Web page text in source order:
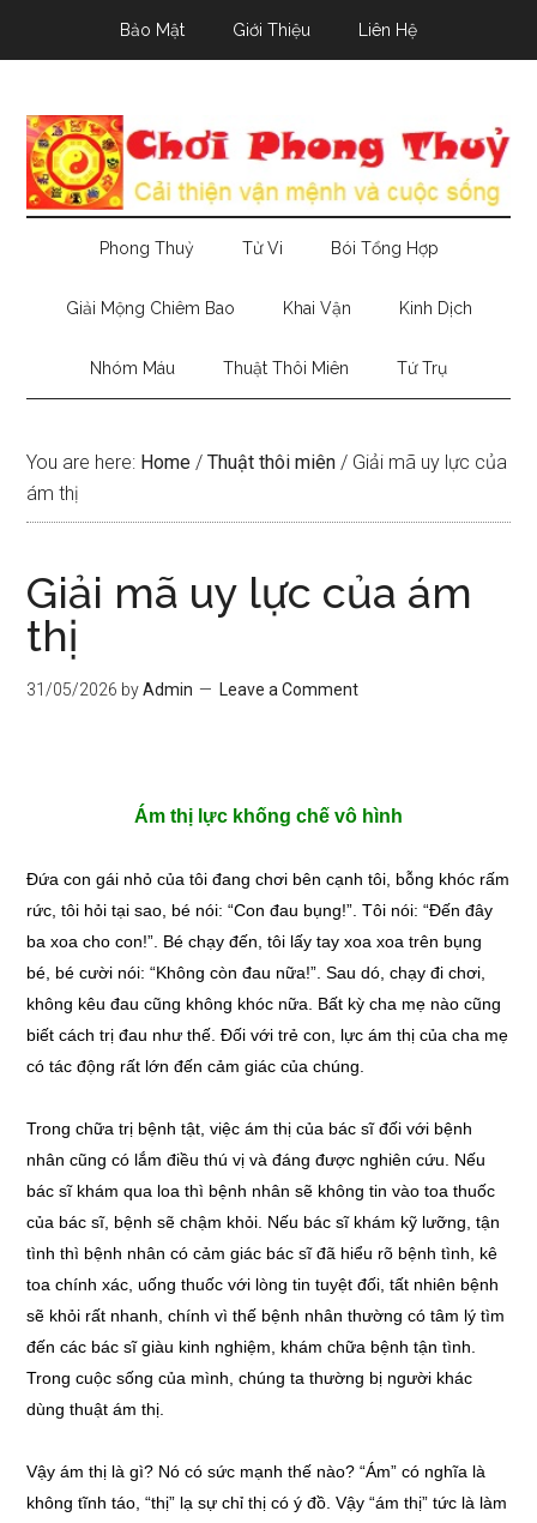
Bảo Mật Giới Thiệu Liên Hệ
Phong Thuỷ Tử Vi Bói Tổng Hợp
Giải Mộng Chiêm Bao Khai Vận Kinh Dịch
Nhóm Máu Thuật Thôi Miên Tứ Trụ
You are here: Home / Thuật thôi miên / Giải mã uy lực của
ám thị
Giải mã uy lực của ám
thị
31/05/2026 byAdmin Leave a Comment
Ám thị lực khống chế vô hình
Đứa con gái nhỏ của tôi đang chơi bên cạnh tôi, bỗng khóc rấm
rức, tôi hỏi tại sao, bé nói: “Con đau bụng!”. Tôi nói: “Đến đây
ba xoa cho con!”. Bé chạy đến, tôi lấy tay xoa xoa trên bụng
bé, bé cười nói: “Không còn đau nữa!”. Sau dó, chạy đi chơi,
không kêu đau cũng không khóc nữa. Bất kỳ cha mẹ nào cũng
biết cách trị đau như thế. Đối với trẻ con, lực ám thị của cha mẹ
có tác động rất lớn đến cảm giác của chúng.
Trong chữa trị bệnh tật, việc ám thị của bác sĩ đối với bệnh
nhân cũng có lắm điều thú vị và đáng được nghiên cứu. Nếu
bác sĩ khám qua loa thì bệnh nhân sẽ không tin vào toa thuốc
của bác sĩ, bệnh sẽ chậm khỏi. Nếu bác sĩ khám kỹ lưỡng, tận
tình thì bệnh nhân có cảm giác bác sĩ đã hiểu rõ bệnh tình, kê
toa chính xác, uống thuốc với lòng tin tuyệt đối, tất nhiên bệnh
sẽ khỏi rất nhanh, chính vì thế bệnh nhân thường có tâm lý tìm
đến các bác sĩ giàu kinh nghiệm, khám chữa bệnh tận tình.
Trong cuộc sống của mình, chúng ta thường bị người khác
dùng thuật ám thị.
Vậy ám thị là gì? Nó có sức mạnh thế nào? “Ám” có nghĩa là
không tĩnh táo, “thị” lạ sự chỉ thị có ý đồ. Vậy “ám thị” tức là làm